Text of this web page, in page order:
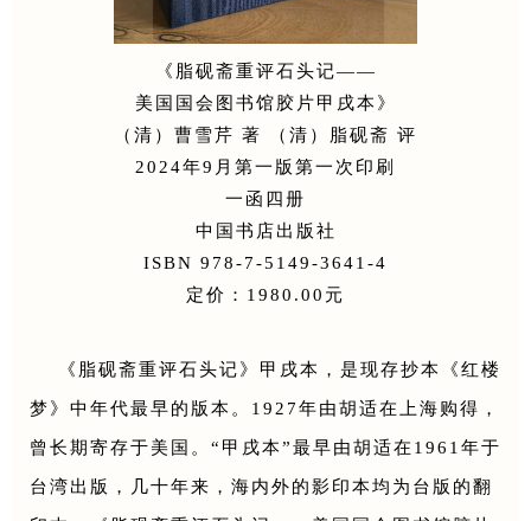
《脂砚斋重评石头记——
美国国会图书馆胶片甲戌本》
（清）曹雪芹 著 （清）脂砚斋 评
2024年9月第一版第一次印刷
一函四册
中国书店出版社
ISBN 978-7-5149-3641-4
定价：1980.00元
《脂砚斋重评石头记》甲戌本，是现存抄本《红楼
梦》中年代最早的版本。1927年由胡适在上海购得，
曾长期寄存于美国。“甲戌本”最早由胡适在1961年于
台湾出版，几十年来，海内外的影印本均为台版的翻